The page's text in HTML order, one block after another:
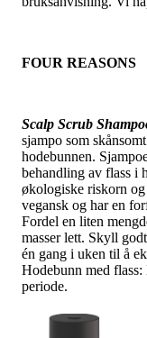
FOUR REASONS
Scalp Scrub
sjampo som
hodebunnen.
behandling av flass i
økologiske riskorn
vegansk og har en
Fordel en liten
masser lett. Skyll
én gang i uken til å
Hodebunn med
periode.